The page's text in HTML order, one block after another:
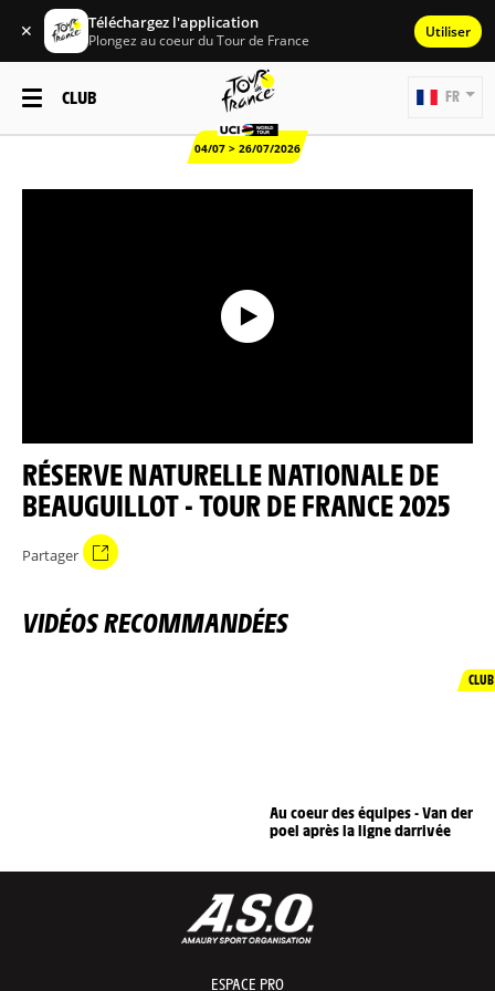
✕ Téléchargez l'application
Plongez au coeur du Tour de France Utiliser
CLUB
04/07 > 26/07/2026
FR
RÉSERVE NATURELLE NATIONALE DE
BEAUGUILLOT - TOUR DE FRANCE 2025
Partager
VIDÉOS RECOMMANDÉES
CLUB
Au coeur des équipes - Van der
poel après la ligne darrivée
ESPACE PRO